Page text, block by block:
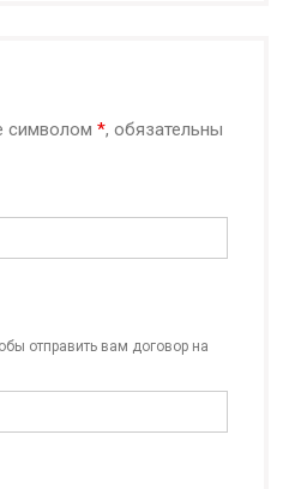
символом *, обязательны
отправить вам договор на